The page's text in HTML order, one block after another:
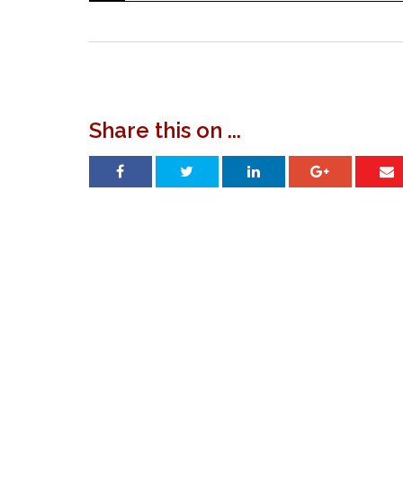
navigation
Share this on ...